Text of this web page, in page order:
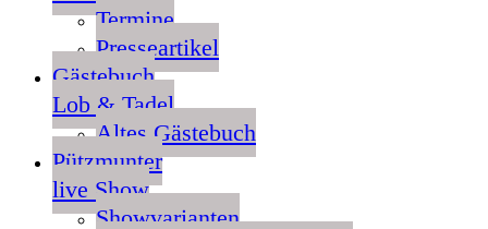
Termine
Presseartikel
Gästebuch
Lob & Tadel
Altes Gästebuch
Pützmunter
live Show
Showvarianten